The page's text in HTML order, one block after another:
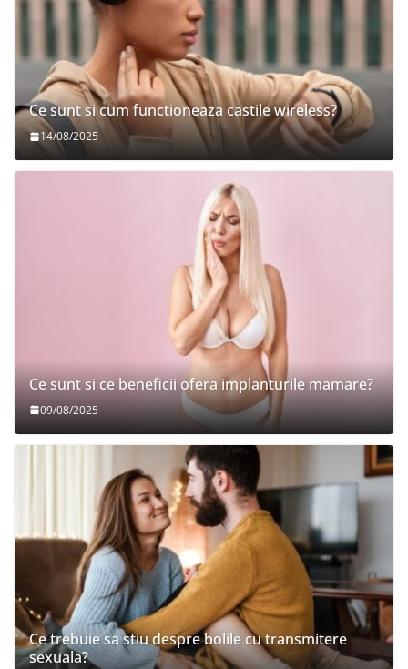
Ce sunt si cum functioneaza castile wireless?
14/08/2025
Ce sunt si ce beneficii ofera implanturile mamare?
09/08/2025
Ce trebuie sa stiu despre bolile cu transmitere
sexuala?